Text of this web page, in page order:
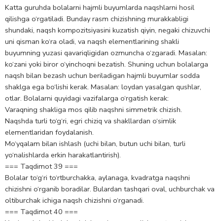
Katta guruhda bolalarni hajmli buyumlarda naqshlarni hosil
qilishga o‘rgatiladi. Bunday rasm chizishning murakkabligi
shundaki, naqsh kompozitsiyasini kuzatish qiyin, negaki chizuvchi
uni qisman ko‘ra oladi, va naqsh elementlarining shakli
buyumning yuzasi qavariqligidan ozmuncha o‘zgaradi. Masalan:
ko‘zani yoki biror o‘yinchoqni bezatish. Shuning uchun bolalarga
naqsh bilan bezash uchun beriladigan hajmli buyumlar sodda
shaklga ega bo‘lishi kerak. Masalan: loydan yasalgan qushlar,
otlar. Bolalarni quyidagi vazifalarga o‘rgatish kerak:
Varaqning shakliga mos qilib naqshni simmetrik chizish.
Naqshda turli to‘g‘ri, egri chiziq va shakllardan o‘simlik
elementlaridan foydalanish.
Mo‘yqalam bilan ishlash (uchi bilan, butun uchi bilan, turli
yo‘nalishlarda erkin harakatlantirish).
=== Taqdimot 39 ===
Bolalar to‘g‘ri to‘rtburchakka, aylanaga, kvadratga naqshni
chizishni o‘rganib boradilar. Bulardan tashqari oval, uchburchak va
oltiburchak ichiga naqsh chizishni o‘rganadi.
=== Taqdimot 40 ===